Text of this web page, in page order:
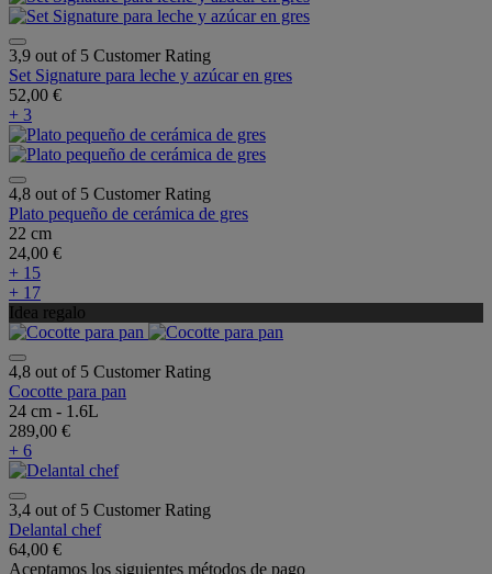
3,9 out of 5 Customer Rating
Set Signature para leche y azúcar en gres
52,00 €
+ 3
4,8 out of 5 Customer Rating
Plato pequeño de cerámica de gres
22 cm
24,00 €
+ 15
+ 17
Idea regalo
4,8 out of 5 Customer Rating
Cocotte para pan
24 cm - 1.6L
289,00 €
+ 6
3,4 out of 5 Customer Rating
Delantal chef
64,00 €
Aceptamos los siguientes métodos de pago